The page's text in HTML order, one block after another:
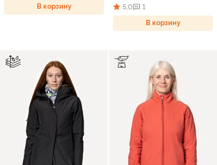
В корзину 5,0 1
В корзину